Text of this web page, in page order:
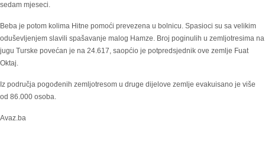
sedam mjeseci.
Beba je potom kolima Hitne pomoći prevezena u bolnicu. Spasioci su sa velikim
oduševljenjem slavili spašavanje malog Hamze. Broj poginulih u zemljotresima na
jugu Turske povećan je na 24.617, saopćio je potpredsjednik ove zemlje Fuat
Oktaj.
Iz područja pogođenih zemljotresom u druge dijelove zemlje evakuisano je više
od 86.000 osoba.
Avaz.ba